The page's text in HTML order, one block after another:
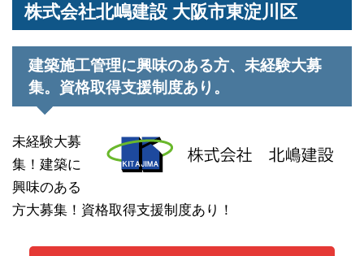
株式会社北嶋建設 大阪市東淀川区
建築施工管理に興味のある方、未経験大募
集。資格取得支援制度あり。
未経験大募
集！建築に
興味のある
方大募集！資格取得支援制度あり！